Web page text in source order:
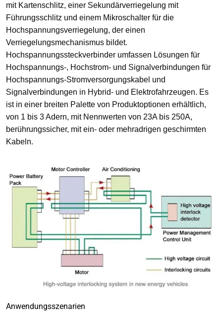
mit Kartenschlitz, einer Sekundärverriegelung mit
Führungsschlitz und einem Mikroschalter für die
Hochspannungsverriegelung, der einen
Verriegelungsmechanismus bildet.
Hochspannungssteckverbinder umfassen Lösungen für
Hochspannungs-, Hochstrom- und Signalverbindungen für
Hochspannungs-Stromversorgungskabel und
Signalverbindungen in Hybrid- und Elektrofahrzeugen. Es
ist in einer breiten Palette von Produktoptionen erhältlich,
von 1 bis 3 Adern, mit Nennwerten von 23A bis 250A,
berührungssicher, mit ein- oder mehradrigen geschirmten
Kabeln.
Anwendungsszenarien